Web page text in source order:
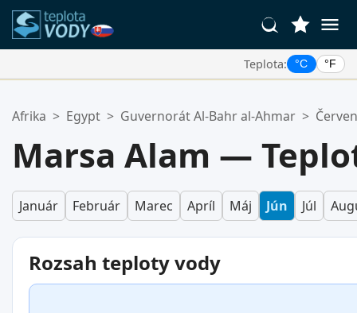
Teplota: °C °F
Váš zoznam obľúbených je prázdny.
Afrika > Egypt > Guvernorát Al-Bahr al-Ahmar >
Marsa Alam —
Január Február Marec Apríl Máj Jún Júl
Rozsah teploty vody